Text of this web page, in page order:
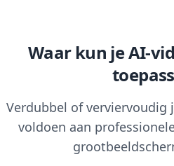
Waar kun je AI-
Verdubbel of
voldoen aan